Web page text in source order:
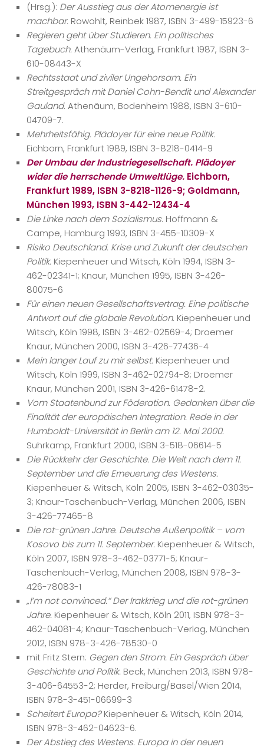
(Hrsg.): Der Ausstieg aus der Atomenergie ist
machbar. Rowohlt, Reinbek 1987, ISBN 3-499-15923-6
Regieren geht über Studieren. Ein politisches
Tagebuch.Athenäum-Verlag, Frankfurt 1987, ISBN 3-
610-08443-X
Rechtsstaat und ziviler Ungehorsam. Ein
Streitgespräch mit Daniel Cohn-Bendit und Alexander
Gauland.Athenäum, Bodenheim 1988, ISBN 3-610-
04709-7.
Mehrheitsfähig. Plädoyer für eine neue Politik.
Eichborn, Frankfurt 1989, ISBN 3-8218-0414-9
Der Umbau der Industriegesellschaft. Plädoyer
wider die herrschende Umweltlüge. Eichborn,
Frankfurt 1989, ISBN 3-8218-1126-9; Goldmann,
München 1993, ISBN 3-442-12434-4
Die Linke nach dem Sozialismus. Hoffmann &
Campe, Hamburg 1993, ISBN 3-455-10309-X
Risiko Deutschland. Krise und Zukunft der deutschen
Politik. Kiepenheuer und Witsch, Köln 1994, ISBN 3-
462-02341-1; Knaur, München 1995, ISBN 3-426-
80075-6
Für einen neuen Gesellschaftsvertrag. Eine politische
Antwort auf die globale Revolution. Kiepenheuer und
Witsch, Köln 1998, ISBN 3-462-02569-4; Droemer
Knaur, München 2000, ISBN 3-426-77436-4
Mein langer Lauf zu mir selbst. Kiepenheuer und
Witsch, Köln 1999, ISBN 3-462-02794-8; Droemer
Knaur, München 2001, ISBN 3-426-61478-2.
Vom Staatenbund zur Föderation. Gedanken über die
Finalität der europäischen Integration. Rede in der
Humboldt-Universität in Berlin am 12. Mai 2000.
Suhrkamp, Frankfurt 2000, ISBN 3-518-06614-5
Die Rückkehr der Geschichte. Die Welt nach dem 11.
September und die Erneuerung des Westens.
Kiepenheuer & Witsch, Köln 2005, ISBN 3-462-03035-
3; Knaur-Taschenbuch-Verlag, München 2006, ISBN
3-426-77465-8
Die rot-grünen Jahre. Deutsche Außenpolitik – vom
Kosovo bis zum 11. September. Kiepenheuer & Witsch,
Köln 2007, ISBN 978-3-462-03771-5; Knaur-
Taschenbuch-Verlag, München 2008, ISBN 978-3-
426-78083-1
„I’m not convinced.“ Der Irakkrieg und die rot-grünen
Jahre. Kiepenheuer & Witsch, Köln 2011, ISBN 978-3-
462-04081-4; Knaur-Taschenbuch-Verlag, München
2012, ISBN 978-3-426-78530-0
mit Fritz Stern: Gegen den Strom. Ein Gespräch über
Geschichte und Politik. Beck, München 2013, ISBN 978-
3-406-64553-2; Herder, Freiburg/Basel/Wien 2014,
ISBN 978-3-451-06699-3
Scheitert Europa?Kiepenheuer & Witsch, Köln 2014,
ISBN 978-3-462-04623-6.
Der Abstieg des Westens. Europa in der neuen